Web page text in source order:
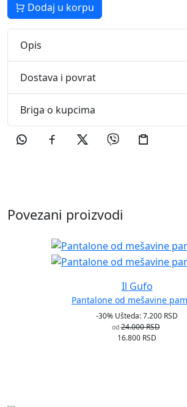
Dodaj u korpu
Opis
Dostava i povrat
Briga o kupcima
Povezani proizvodi
Il Gufo
Pantalone od mešavine
-30% Ušteda: 7.200 RSD
od 24.000 RSD
16.800 RSD